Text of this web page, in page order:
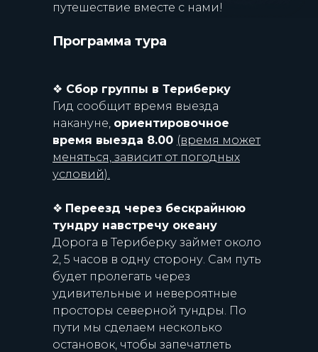
путешествие вместе с нами!
Программа тура
❖ Сбор группы в Териберку
Гид сообщит время выезда
накануне, ориентировочное
время выезда 8.00 (время может
меняться, зависит от погодных
условий).
❖ Переезд через бескрайнюю
тундру навстречу океану
Дорога в Териберку займет около
2, 5 часов в одну сторону. Сам путь
будет пролегать через
удивительные и невероятные
просторы северной тундры. По
пути мы сделаем несколько
остановок, чтобы запечатлеть